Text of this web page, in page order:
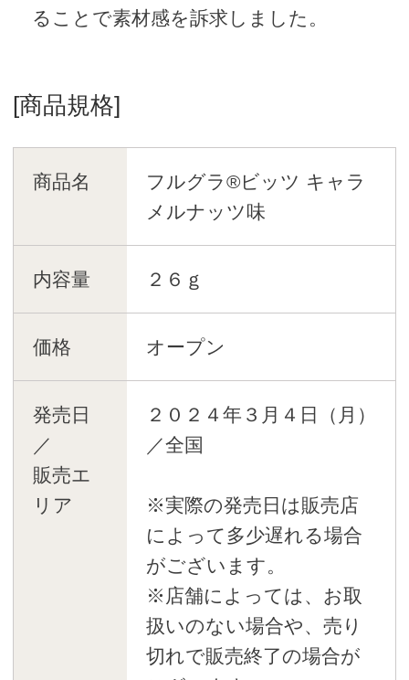
ることで素材感を訴求しました。
[商品規格]
商品名
フルグラ®ビッツ キャラ
メルナッツ味
内容量 ２６ｇ
価格 オープン
発売日
／
販売エ
リア
２０２４年３月４日（月）
／全国
※実際の発売日は販売店
によって多少遅れる場合
がございます。
※店舗によっては、お取
扱いのない場合や、売り
切れで販売終了の場合が